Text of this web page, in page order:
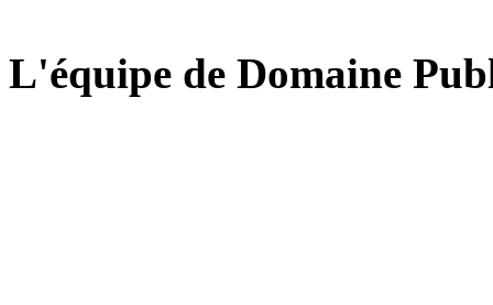
L'équipe de Domaine